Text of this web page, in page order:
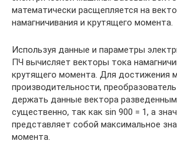
математически расщепляется на
намагничивания и крутящего момента.
Используя данные и параметры
ПЧ вычисляет векторы тока
крутящего момента. Для достижения
производительности,
держать данные вектора
существенно, так как sin 900 = 1, а
представляет собой максимальное
момента.